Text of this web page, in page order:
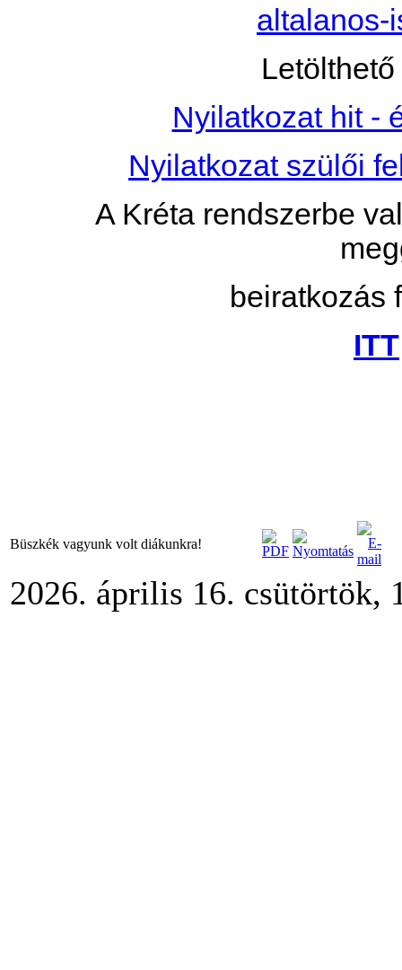
altalanos-
Nyilatkozat hit -
Nyilatkozat szülői
A Kréta rendszerbe
beiratkozás
ITT
Büszkék vagyunk volt diákunkra!
2026. április 16. csütörtök,